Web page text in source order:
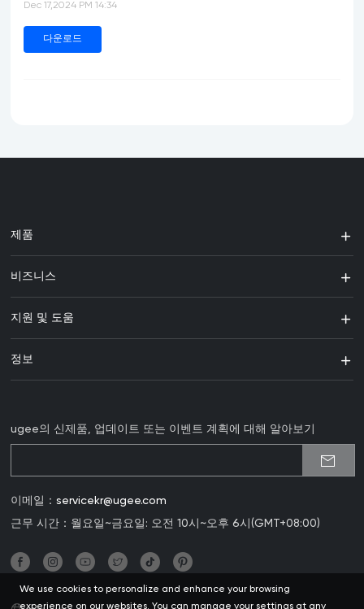
Dec 17,2024 PM 14:34
다운로드
제품
비즈니스
지원 및 도움
정보
ugee의 신제품, 업데이트 또는 이벤트 계획에 대해 알아보기
이메일：servicekr@ugee.com
근무 시간：월요일~금요일: 오전 10시~오후 6시(GMT+08:00)
We use cookies to personalize and enhance your browsing
experience on our websites. You can manage your settings at any